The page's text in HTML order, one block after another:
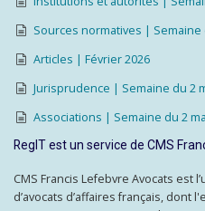
Sources normatives | Semaine
Articles | Février 2026
Jurisprudence | Semaine du 2
Associations | Semaine du 2
RegIT est un service de CMS
CMS Francis Lefebvre Avocats est
d’avocats d’affaires français, dont